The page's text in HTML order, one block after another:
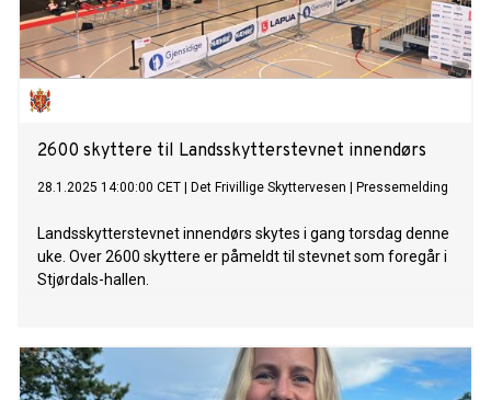
2600 skyttere til Landsskytterstevnet innendørs
28.1.2025 14:00:00 CET Det Frivillige Skyttervesen Pressemelding
Landsskytterstevnet innendørs skytes i gang torsdag denne
uke. Over 2600 skyttere er påmeldt til stevnet som foregår i
Stjørdals-hallen.